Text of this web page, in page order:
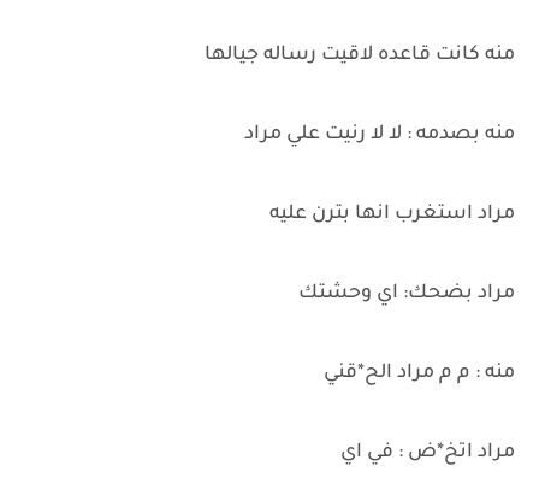
منه كانت قاعده لاقيت رساله جيالها
منه بصدمه : لا لا رنيت علي مراد
مراد استغرب انها بترن عليه
مراد بضحك: اي وحشتك
منه : م م مراد الح*قني
مراد اتخ*ض : في اي